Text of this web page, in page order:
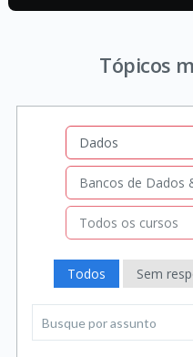
Tópicos
Dados
Bancos de Dados
Todos os cursos
Todos Sem